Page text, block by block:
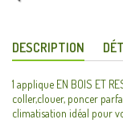
DESCRIPTION
1 applique EN BOIS ET
coller,clouer, poncer
climatisation idéal pour